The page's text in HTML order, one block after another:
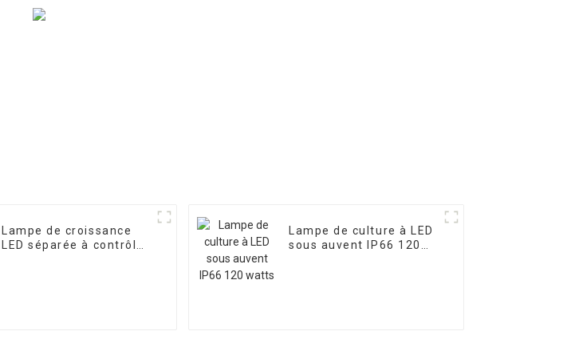
Lampe de croissance
LED séparée à contrôle
Lampe de culture à LED
sous auvent IP66 120